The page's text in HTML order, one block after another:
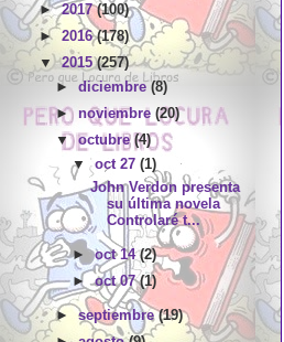
►2017(100)
► 2016(178)
▼2015(257)
►diciembre(8)
► noviembre(20)
▼octubre(4)
▼oct 27(1)
John Verdon presenta
su última novela
Controlaré t...
►oct 14(2)
►oct 07(1)
►septiembre(19)